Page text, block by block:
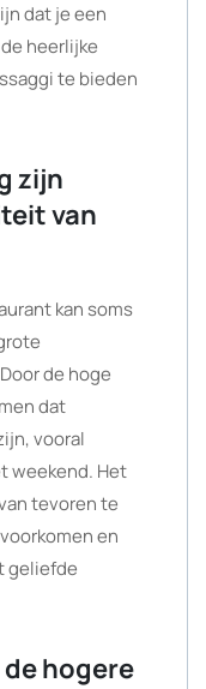
dat je een
heerlijke
te bieden
zijn
van
kan soms
de hoge
dat
vooral
weekend. Het
tevoren te
en
geliefde
hogere